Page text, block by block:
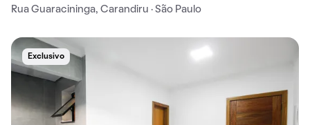
Rua Guaracininga, Carandiru · São Paulo
Exclusivo